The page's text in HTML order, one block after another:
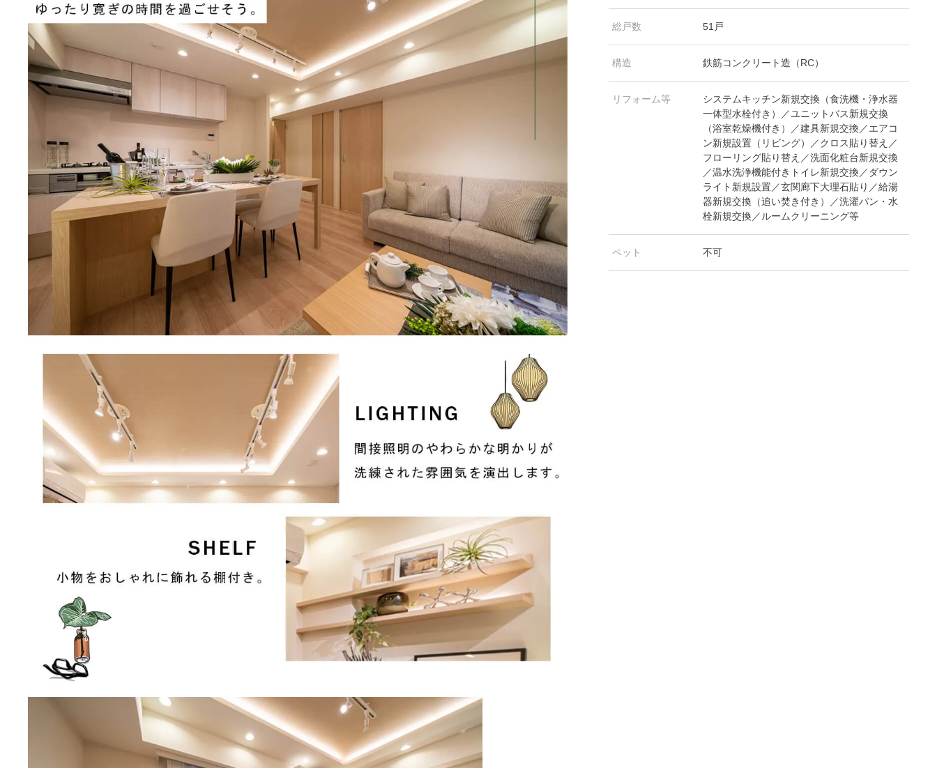
総戸数 51戸
構造 鉄筋コンクリート造（RC）
リフォーム等
システムキッチン新規交換（食洗機・浄水器
一体型水栓付き）／ユニットバス新規交換
（浴室乾燥機付き）／建具新規交換／エアコ
ン新規設置（リビング）／クロス貼り替え／
フローリング貼り替え／洗面化粧台新規交換
／温水洗浄機能付きトイレ新規交換／ダウン
ライト新規設置／玄関廊下大理石貼り／給湯
器新規交換（追い焚き付き）／洗濯パン・水
栓新規交換／ルームクリーニング等
ペット 不可